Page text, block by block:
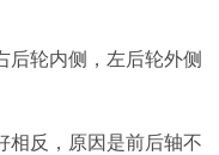
后轮内侧，左后轮外侧
相反，原因是前后轴不